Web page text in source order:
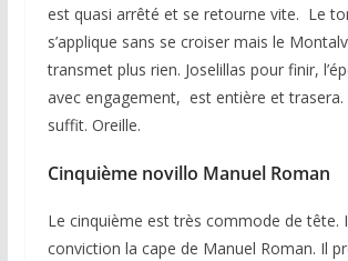
est quasi arrêté et se retourne vite. Le
s’applique sans se croiser mais le
transmet plus rien. Joselillas pour finir,
avec engagement, est entière et trasera.
suffit. Oreille.
Cinquième novillo Manuel Roman
Le cinquième est très commode de tête.
conviction la cape de Manuel Roman. Il